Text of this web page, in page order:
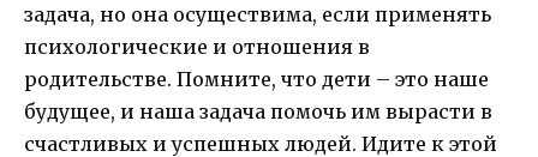
задача, но она осуществима, если применять
психологические и отношения в
родительстве. Помните, что дети – это наше
будущее, и наша задача помочь им вырасти в
счастливых и успешных людей. Идите к этой